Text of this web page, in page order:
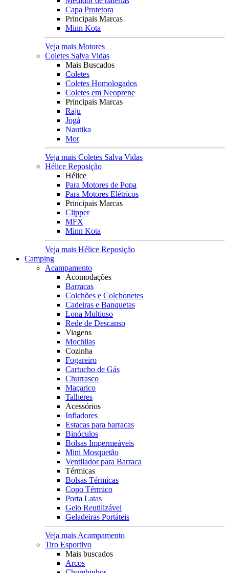
Capa Protetora
Principais Marcas
Minn Kota
Veja mais Motores
Coletes Salva Vidas
Mais Buscados
Coletes
Coletes Homologados
Coletes em Neoprene
Principais Marcas
Raju
Jogá
Nautika
Mor
Veja mais Coletes Salva Vidas
Hélice Reposição
Hélice
Para Motores de Popa
Para Motores Elétricos
Principais Marcas
Clipper
MFX
Minn Kota
Veja mais Hélice Reposição
Camping
Acampamento
Acomodações
Barracas
Colchões e Colchonetes
Cadeiras e Banquetas
Lona Multiuso
Rede de Descanso
Viagens
Mochilas
Cozinha
Fogareiro
Cartucho de Gás
Churrasco
Maçarico
Talheres
Acessórios
Infladores
Estacas para barracas
Binóculos
Bolsas Impermeáveis
Mini Mosquetão
Ventilador para Barraca
Térmicas
Bolsas Térmicas
Copo Térmico
Porta Latas
Gelo Reutilizável
Geladeiras Portáteis
Veja mais Acampamento
Tiro Esportivo
Mais buscados
Arcos